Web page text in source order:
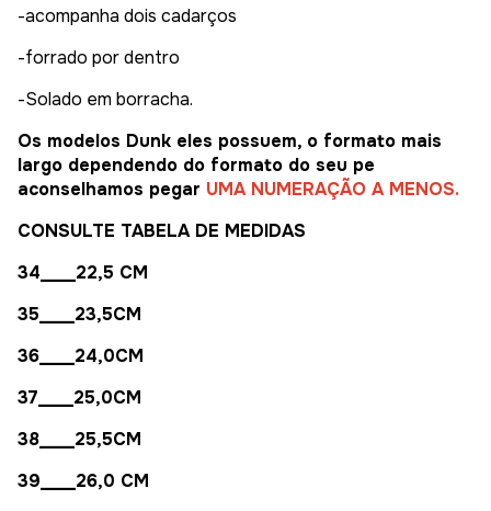
-acompanha dois cadarços
-forrado por dentro
-Solado em borracha.
Os modelos Dunk eles possuem, o formato mais
largo dependendo do formato do seu pe
aconselhamos pegar UMA NUMERAÇÃO A MENOS.
CONSULTE TABELA DE MEDIDAS
34____22,5 CM
35____23,5CM
36____24,0CM
37____25,0CM
38____25,5CM
39____26,0 CM